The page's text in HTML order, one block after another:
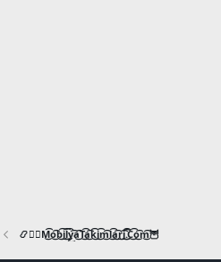
📿🧙‍♂️M͜͡o͜͡b͜͡i͜͡l͜͡y͜͡a͜͡T͜͡a͜͡k͜͡i͜͡m͜͡l͜͡a͜͡r͜͡i͜͡.͜͡C͜͡o͜͡m͜͡🦉